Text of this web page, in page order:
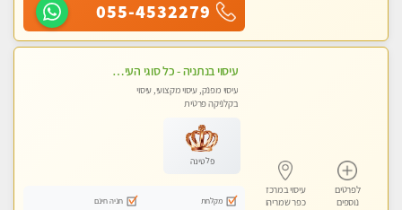
055-4532279
לפרטים
נוספים
עיסוי במרכז
כפר שמריהו
עיסוי בנתניה - כל סוגי העיסויים מעסה מקצועית ואיכותית פרטי!!!מומלץ לחלוטין!!!!
עיסוי מפנק, עיסוי מקצועי, עיסוי
בקלניקה פרטית
פלטינה
מקלחת
חניה חינם